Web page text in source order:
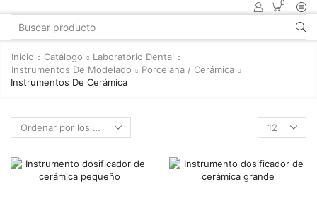
0
Inicio Catálogo
Laboratorio Dental
Instrumentos De Modelado
Porcelana / Cerámica
Instrumentos De Cerámica